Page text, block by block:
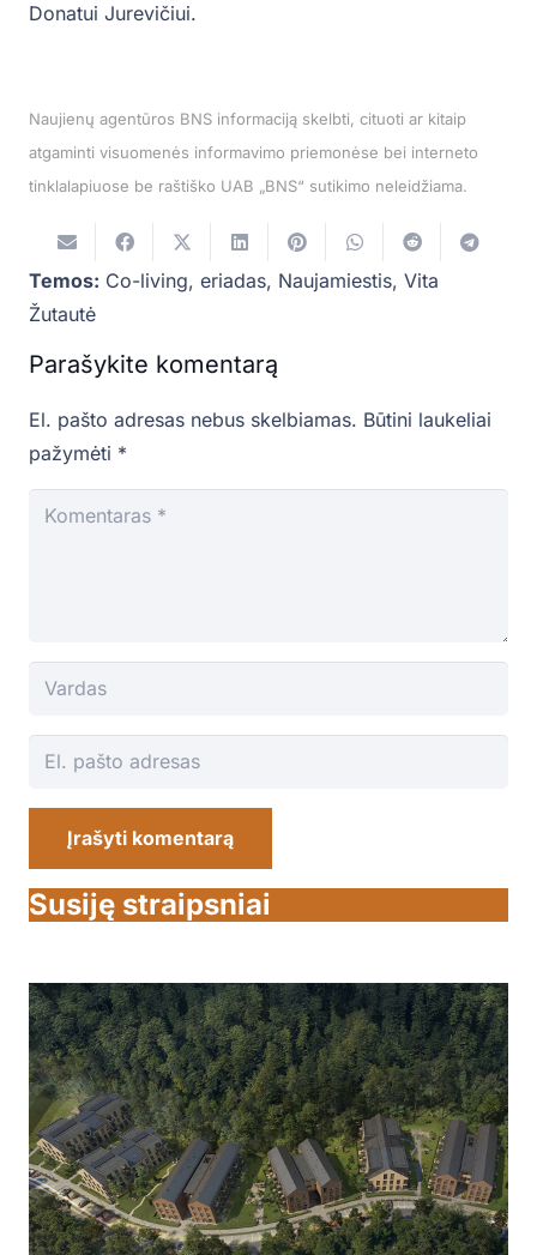
Donatui Jurevičiui.
Naujienų agentūros BNS informaciją skelbti, cituoti ar kitaip
atgaminti visuomenės informavimo priemonėse bei interneto
tinklalapiuose be raštiško UAB „BNS“ sutikimo neleidžiama.
Temos: Co-living, eriadas, Naujamiestis, Vita
Žutautė
Parašykite komentarą
El. pašto adresas nebus skelbiamas. Būtini laukeliai
pažymėti *
Įrašyti komentarą
Susiję straipsniai